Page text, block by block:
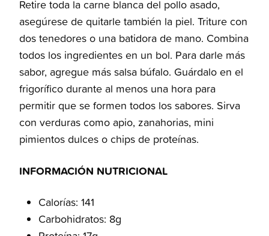
Retire toda la carne blanca del pollo asado,
asegúrese de quitarle también la piel. Triture con
dos tenedores o una batidora de mano. Combina
todos los ingredientes en un bol. Para darle más
sabor, agregue más salsa búfalo. Guárdalo en el
frigorífico durante al menos una hora para
permitir que se formen todos los sabores. Sirva
con verduras como apio, zanahorias, mini
pimientos dulces o chips de proteínas.
INFORMACIÓN NUTRICIONAL
Calorías: 141
Carbohidratos: 8g